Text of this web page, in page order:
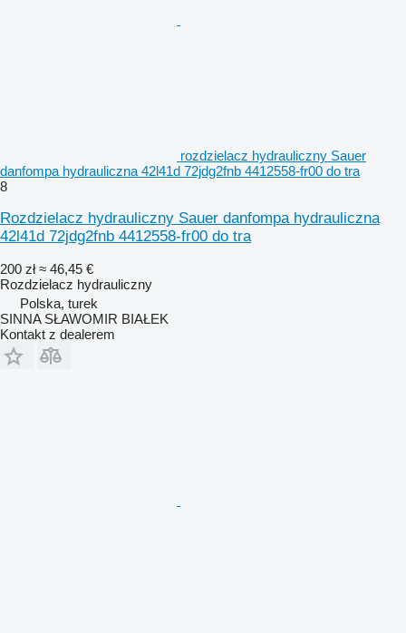
rozdzielacz hydrauliczny Sauer
danfompa hydrauliczna 42l41d 72jdg2fnb 4412558-fr00 do tra
8
Rozdzielacz hydrauliczny Sauer danfompa hydrauliczna
42l41d 72jdg2fnb 4412558-fr00 do tra
200 zł ≈ 46,45 €
Rozdzielacz hydrauliczny
Polska, turek
SINNA SŁAWOMIR BIAŁEK
Kontakt z dealerem